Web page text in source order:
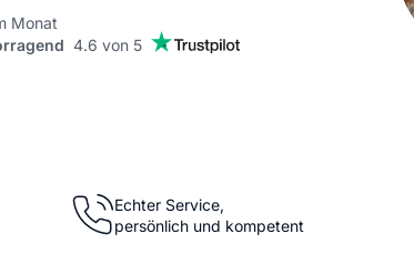
Erstelle schnell gute Domains
.at Domain
Monat
4.6 von 5
Echter Service,
persönlich und kompetent